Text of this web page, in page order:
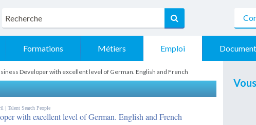
Formations Métiers Emploi
Developer with excellent level of German. English and French
| Talent Search People
with excellent level of German. English and French